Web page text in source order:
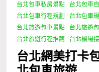
台北包車私房景點
台北包車
台北包車行程規劃
台北包車
台北旅遊包車景點
台北旅遊
台北旅遊行程推薦
台北機場
台北網美打卡